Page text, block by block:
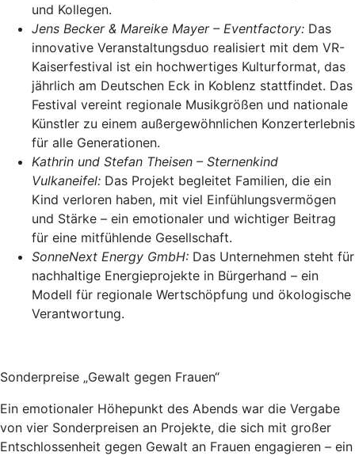
und Kollegen.
Jens Becker & Mareike Mayer – Eventfactory: Das
innovative Veranstaltungsduo realisiert mit dem VR-
Kaiserfestival ist ein hochwertiges Kulturformat, das
jährlich am Deutschen Eck in Koblenz stattfindet. Das
Festival vereint regionale Musikgrößen und nationale
Künstler zu einem außergewöhnlichen Konzerterlebnis
für alle Generationen.
Kathrin und Stefan Theisen – Sternenkind
Vulkaneifel: Das Projekt begleitet Familien, die ein
Kind verloren haben, mit viel Einfühlungsvermögen
und Stärke – ein emotionaler und wichtiger Beitrag
für eine mitfühlende Gesellschaft.
SonneNext Energy GmbH: Das Unternehmen steht für
nachhaltige Energieprojekte in Bürgerhand – ein
Modell für regionale Wertschöpfung und ökologische
Verantwortung.
Sonderpreise „Gewalt gegen Frauen“
Ein emotionaler Höhepunkt des Abends war die Vergabe
von vier Sonderpreisen an Projekte, die sich mit großer
Entschlossenheit gegen Gewalt an Frauen engagieren – ein